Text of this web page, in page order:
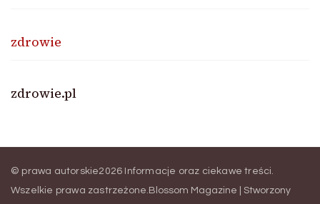
zdrowie
zdrowie.pl
© prawa autorskie2026 Informacje oraz ciekawe treści.
Wszelkie prawa zastrzeżone.Blossom Magazine | Stworzony